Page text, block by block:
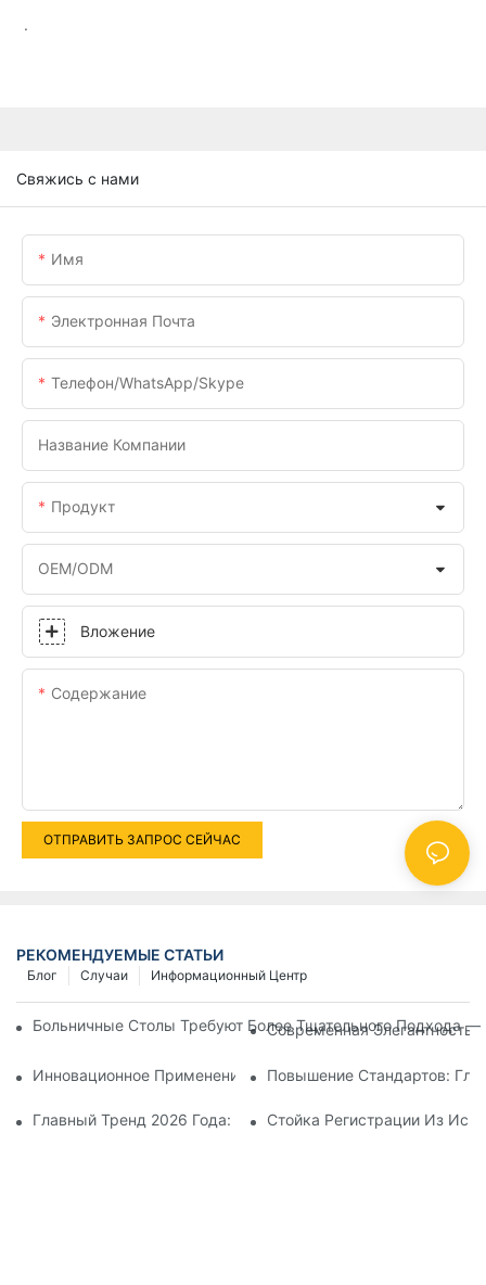
.
Свяжись с нами
Имя
Электронная Почта
Телефон/WhatsApp/Skype
Название Компании
Продукт
OEM/ODM
Вложение
Содержание
ОТПРАВИТЬ ЗАПРОС СЕЙЧАС
РЕКОМЕНДУЕМЫЕ СТАТЬИ
Информационный Центр
Случаи
Блог
Больничные Столы Требуют Более Тщательного Подхода
Современная
Инновационное Применение Технологии Gelandy В
Повышение Стандартов:
Главный Тренд 2026 Года: Кварц, Вдохновленный
Стойка Регистрации Из